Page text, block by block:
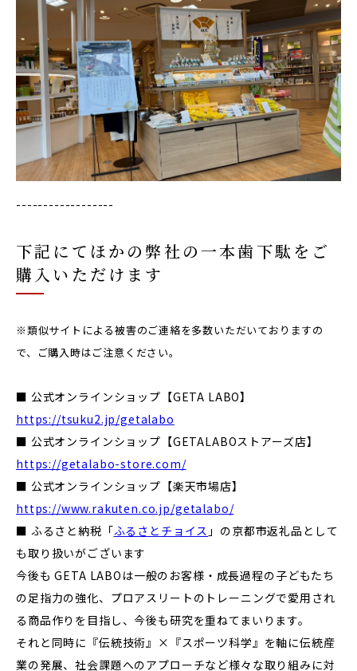
------------------
下記にてほかの弊社の一本歯下駄をご
購入いただけます
※類似サイトによる被害のご連絡を多数いただいておりますの
で、ご購入時はご注意ください。
■ 公式オンラインショップ【GETA LABO】
https://tsuku2.jp/getalabo
■ 公式オンラインショップ【GETALABOストアーズ店】
https://getalabo-store.com/
■ 公式オンラインショップ【楽天市場店】
https://www.rakuten.co.jp/getalabo/
■ ふるさと納税「ふるさとチョイス 」の京都市返礼品として
も取り扱いがございます
今後も GETA LABOは一般のお客様・成長過程の子どもたち
の足指力の強化、プロアスリートのトレーニングで愛用され
る商品作りを目指し、今後も研究を重ねてまいります。
それと同時に『伝統技術』×『スポーツ科学』を軸に伝統産
業の発展、社会課題へのアプローチなど様々な取り組みに対